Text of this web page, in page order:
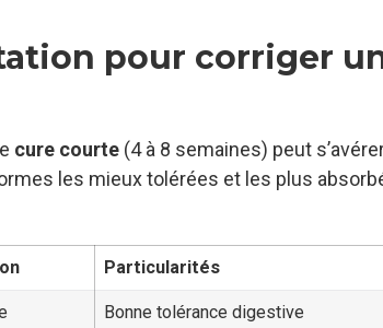
pour corriger
cure courte (4 à 8 semaines) peut
les mieux tolérées et les plus
Particularités
Bonne tolérance digestive